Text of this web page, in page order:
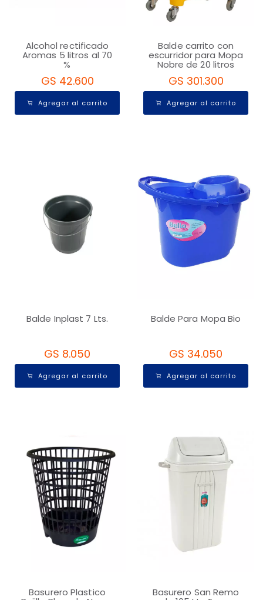
Alcohol rectificado
Aromas 5 litros al 70
%
GS 42.600
Agregar al carrito
Balde carrito con
escurridor para Mopa
Nobre de 20 litros
GS 301.300
Agregar al carrito
Balde Inplast 7 Lts.
GS 8.050
Agregar al carrito
Balde Para Mopa Bio
GS 34.050
Agregar al carrito
Basurero Plastico Basurero San Remo